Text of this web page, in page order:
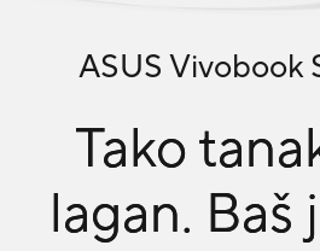
ASUS Vivobook
Tako
lagan. Baš